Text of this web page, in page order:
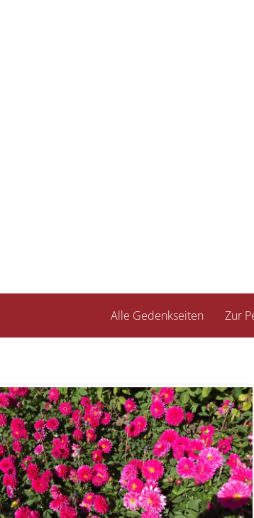
Alle Gedenkseiten Zur